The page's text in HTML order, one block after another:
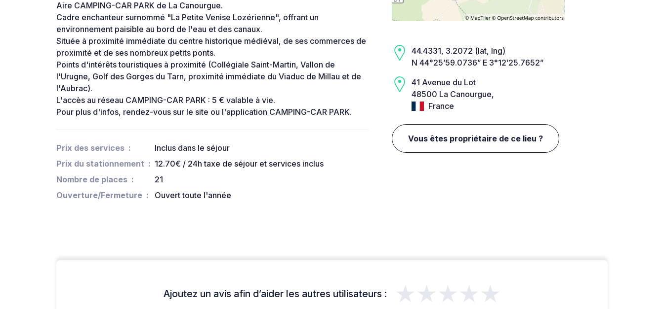
Aire CAMPING-CAR PARK de La Canourgue.
Cadre enchanteur surnommé "La Petite Venise Lozérienne", offrant un
environnement paisible au bord de l'eau et des canaux.
Située à proximité immédiate du centre historique médiéval, de ses commerces de
proximité et de ses nombreux petits ponts.
Points d'intérêts touristiques à proximité (Collégiale Saint-Martin, Vallon de
l'Urugne, Golf des Gorges du Tarn, proximité immédiate du Viaduc de Millau et de
l'Aubrac).
L'accès au réseau CAMPING-CAR PARK : 5 € valable à vie.
Pour plus d'infos, rendez-vous sur le site ou l'application CAMPING-CAR PARK.
Prix des services
Inclus dans le séjour
Prix du stationnement
12.70€ / 24h taxe de séjour et services inclus
Nombre de places
21
Ouverture/Fermeture
Ouvert toute l'année
44.4331, 3.2072 (lat, lng)
N 44°25’59.0736” E 3°12’25.7652”
41 Avenue du Lot
48500 La Canourgue,
France
Vous êtes propriétaire de ce lieu ?
Ajoutez un avis afin d’aider les autres utilisateurs : ★★★★★